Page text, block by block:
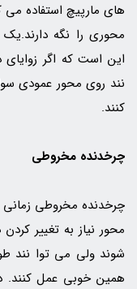
های مارپیچ استفاده می
محوری را نگه
این است که اگر
کنند.
چرخدنده مخروطی
چرخدنده مخروطی
شوند ولی می توا نند
همین خوبی عمل کنند.